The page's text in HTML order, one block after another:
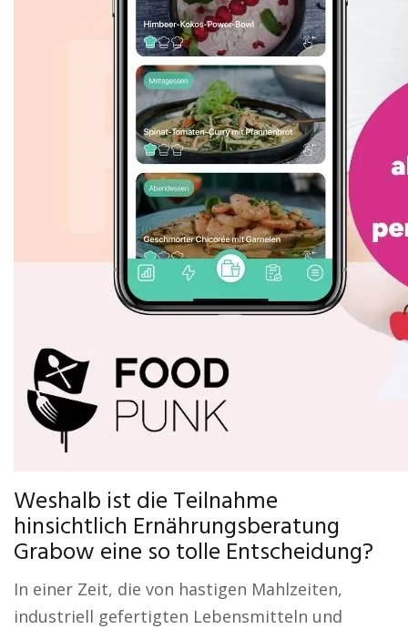
Weshalb ist die Teilnahme
hinsichtlich Ernährungsberatung
Grabow eine so tolle Entscheidung?
In einer Zeit, die von hastigen Mahlzeiten,
industriell gefertigten Lebensmitteln und